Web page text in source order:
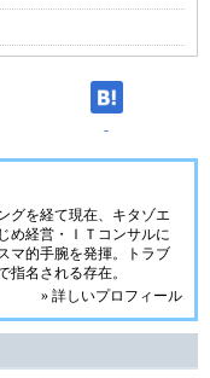
-
グを経て現在、キタゾエ
め経営・ＩＴコンサルに
マ的手腕を発揮。トラブ
指名される存在。
» 詳しいプロフィール